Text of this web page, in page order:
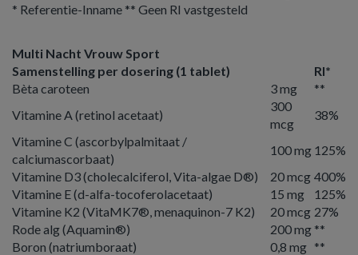
* Referentie-Inname ** Geen RI vastgesteld
Multi Nacht Vrouw Sport
Samenstelling per dosering (1 tablet)
RI*
Bèta caroteen
3 mg
**
Vitamine A (retinol acetaat)
300
mcg
38%
Vitamine C (ascorbylpalmitaat /
calciumascorbaat)
100 mg 125%
Vitamine D3 (cholecalciferol, Vita-algae D®)
20 mcg 400%
Vitamine E (d-alfa-tocoferolacetaat)
15 mg
125%
Vitamine K2 (VitaMK7®, menaquinon-7 K2)
20 mcg 27%
Rode alg (Aquamin®)
200 mg **
Boron (natriumboraat)
0,8 mg **